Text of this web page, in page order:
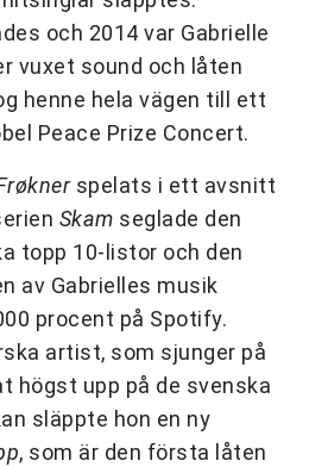
och 2014 var Gabrielle
vuxet sound och låten
henne hela vägen till ett
Peace Prize Concert.
spelats i ett avsnitt
Skam seglade den
topp 10-listor och den
av Gabrielles musik
procent på Spotify.
artist, som sjunger på
högst upp på de svenska
släppte hon en ny
, som är den första låten